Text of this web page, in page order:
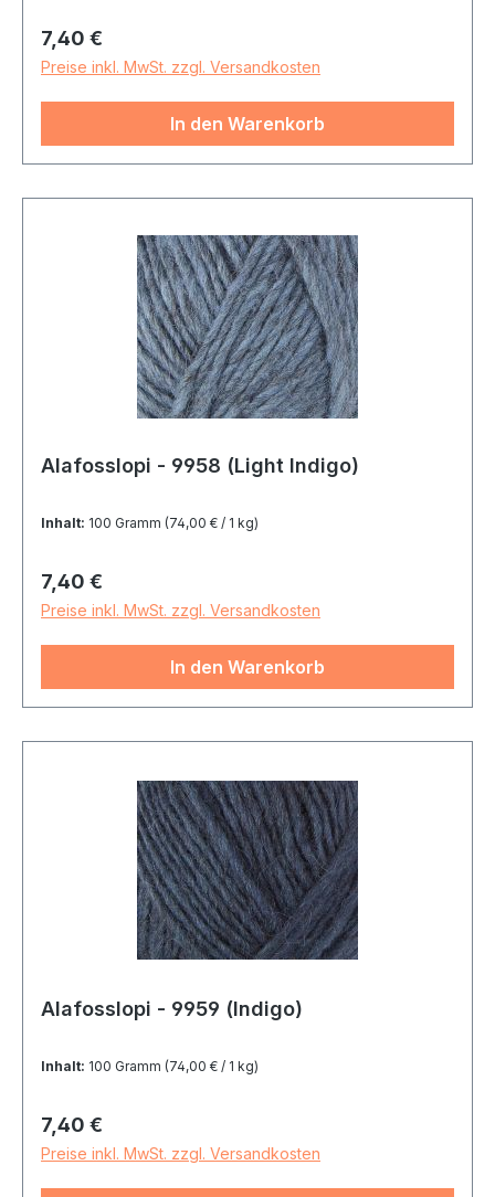
Regulärer Preis:
7,40 €
Preise inkl. MwSt. zzgl. Versandkosten
In den Warenkorb
Alafosslopi - 9958 (Light Indigo)
Inhalt: 100 Gramm (74,00 € / 1 kg)
Regulärer Preis:
7,40 €
Preise inkl. MwSt. zzgl. Versandkosten
In den Warenkorb
Alafosslopi - 9959 (Indigo)
Inhalt: 100 Gramm (74,00 € / 1 kg)
Regulärer Preis:
7,40 €
Preise inkl. MwSt. zzgl. Versandkosten